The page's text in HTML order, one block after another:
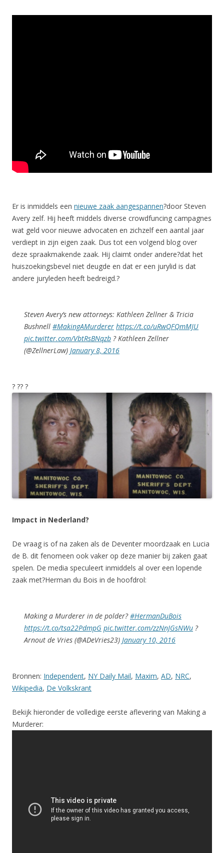
Er is inmiddels een nieuwe zaak aangespannen?door Steven
Avery zelf. Hij heeft middels diverse crowdfuncing campagnes
wat geld voor nieuwe advocaten en zichzelf een aantal jaar
verdiept in zijn eigen zaak. Dus tot een volgend blog over
deze spraakmakende zaak. Hij claimt onder andere?dat het
huiszoekingsbevel niet deugde en dat er een jurylid is dat
andere juryleden heeft bedreigd.?
Steven Avery’s new attorneys: Kathleen Zellner & Tricia
Bushnell #MakingAMurderer https://t.co/uRwQFQmMJU
pic.twitter.com/VbtRsBNqzb ? Kathleen Zellner
(@ZellnerLaw) January 8, 2016
? ?? ?
Impact in Nederland?
De vraag is of na zaken als de Deventer moordzaak en Lucia
de B. dit fenomeen ook vaker op deze manier bij zaken gaat
spelen. De media speculeert inmiddels al over een lopende
zaak met?Herman du Bois in de hoofdrol:
Making a Murderer in de polder?#HermanDuBois
https://t.co/tsa22PdmpG pic.twitter.com/zzNnJGsNWu ?
Arnout de Vries (@ADeVries23) January 10, 2016
Bronnen: Independent, NY Daily Mail, Maxim, AD, NRC,
Wikipedia, De Volkskrant
Bekijk hieronder de volledige eerste aflevering van Making a
Murderer: